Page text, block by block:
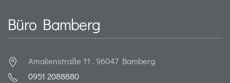
Büro Bamberg
Amalienstraße 11 . 96047 Bamberg
0951 2088880